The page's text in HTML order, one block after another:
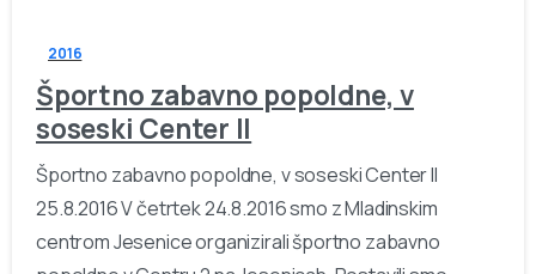
2016
Športno zabavno popoldne, v
soseski Center II
Športno zabavno popoldne, v soseski Center II
25.8.2016 V četrtek 24.8.2016 smo z Mladinskim
centrom Jesenice organizirali športno zabavno